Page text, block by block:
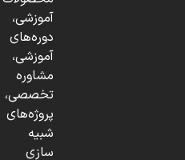
آموزشی،
دوره‌های
آموزشی،
مشاوره
تخصصی،
پروژه‌های
شبیه
سازی